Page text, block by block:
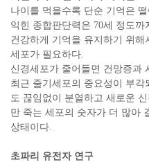
나이를 먹을수록 단순 기억은
익힌 종합판단력은 70세 정도까
건강하게 기억을 유지하기 위
세포가 필요하다.
신경세포가 줄어들면 건망증과
최근 줄기세포의 중요성이 부각
도 끊임없이 분열하고 새로운
만 죽는 세포의 숫자가 더 많아
상태이다.
초파리 유전자 연구